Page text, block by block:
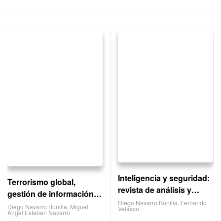
Terrorismo global,
gestión de información y
servicios de inteligencia
Diego Navarro Bonilla Miguel
Ángel Esteban Navarro
Inteligencia y seguridad:
revista de análisis y
prospectiva. nº 1
Diego Navarro Bonilla, Fernando
Velasco